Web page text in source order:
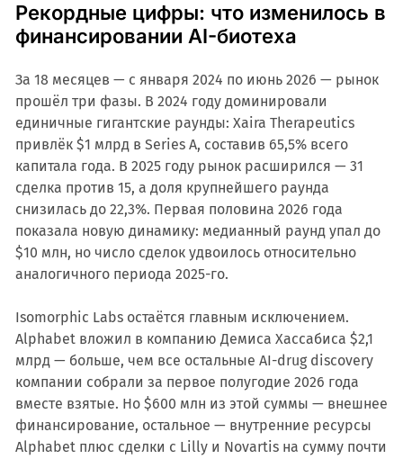
Рекордные цифры: что изменилось в
финансировании AI-биотеха
За 18 месяцев — с января 2024 по июнь 2026 — рынок
прошёл три фазы. В 2024 году доминировали
единичные гигантские раунды: Xaira Therapeutics
привлёк $1 млрд в Series A, составив 65,5% всего
капитала года. В 2025 году рынок расширился — 31
сделка против 15, а доля крупнейшего раунда
снизилась до 22,3%. Первая половина 2026 года
показала новую динамику: медианный раунд упал до
$10 млн, но число сделок удвоилось относительно
аналогичного периода 2025-го.
Isomorphic Labs остаётся главным исключением.
Alphabet вложил в компанию Демиса Хассабиса $2,1
млрд — больше, чем все остальные AI-drug discovery
компании собрали за первое полугодие 2026 года
вместе взятые. Но $600 млн из этой суммы — внешнее
финансирование, остальное — внутренние ресурсы
Alphabet плюс сделки с Lilly и Novartis на сумму почти